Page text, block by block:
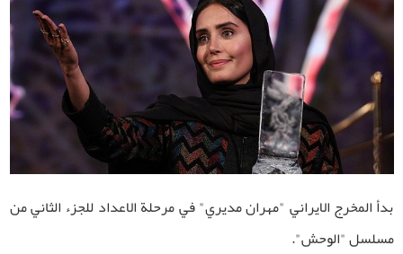
بدأ المخرج الايراني "مهران مديري" في مرحلة الاعداد للجزء الثاني من
مسلسل "الوحش".